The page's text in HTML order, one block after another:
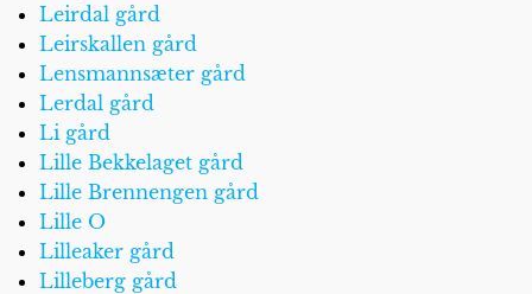
Leirdal gård
Leirskallen gård
Lensmannsæter gård
Lerdal gård
Li gård
Lille Bekkelaget gård
Lille Brennengen gård
Lille O
Lilleaker gård
Lilleberg gård